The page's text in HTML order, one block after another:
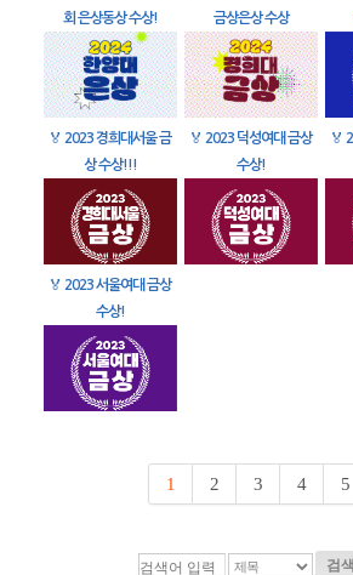
회 은상동상 수상!
금상은상 수상
🏅 2023 경희대서울 금
상 수상!!!
🏅 2023 덕성여대 금상
수상!
🏅
🏅 2023 서울여대 금상
수상!
1 2 3 4 5
검색